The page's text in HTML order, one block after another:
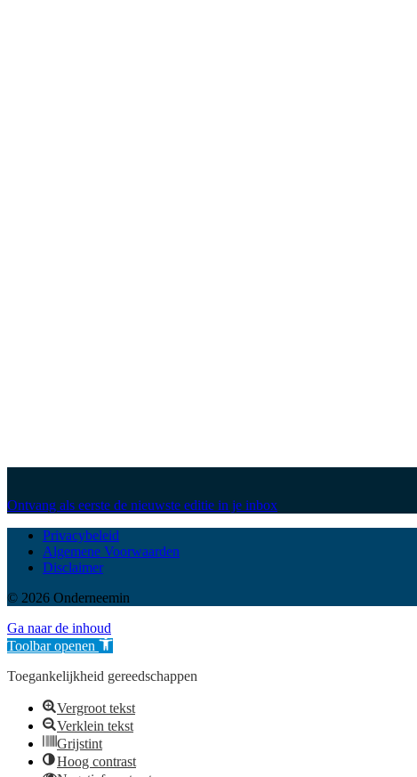
Ontvang als eerste de nieuwste editie in je inbox
Privacybeleid
Algemene Voorwaarden
Disclaimer
© 2026 Onderneemin
Ga naar de inhoud
Toolbar openen
Toegankelijkheid gereedschappen
Vergroot tekst
Verklein tekst
Grijstint
Hoog contrast